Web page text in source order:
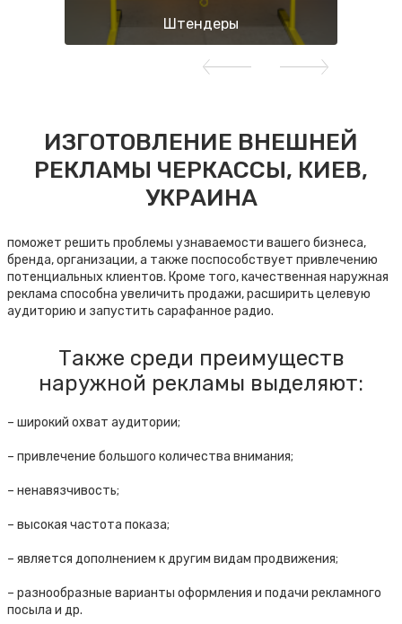
Штендеры
ИЗГОТОВЛЕНИЕ ВНЕШНЕЙ
РЕКЛАМЫ ЧЕРКАССЫ, КИЕВ,
УКРАИНА
поможет решить проблемы узнаваемости вашего бизнеса,
бренда, организации, а также поспособствует привлечению
потенциальных клиентов. Кроме того, качественная наружная
реклама способна увеличить продажи, расширить целевую
аудиторию и запустить сарафанное радио.
Также среди преимуществ
наружной рекламы выделяют:
– широкий охват аудитории;
– привлечение большого количества внимания;
– ненавязчивость;
– высокая частота показа;
– является дополнением к другим видам продвижения;
– разнообразные варианты оформления и подачи рекламного
посыла и др.